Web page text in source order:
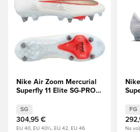
Nike Air Zoom Mercurial
Superfly 11 Elite SG-PRO
SG
304,95 €
EU 40, EU 40½, EU 42, EU 46
FG
Na